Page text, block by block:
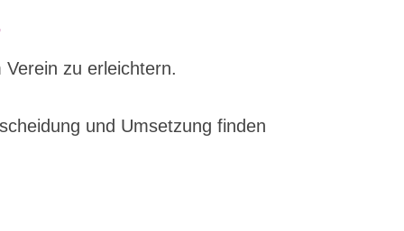
zu erleichtern.
und Umsetzung finden